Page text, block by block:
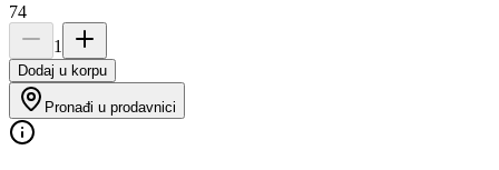
74
1
Dodaj u korpu
Pronađi u prodavnici